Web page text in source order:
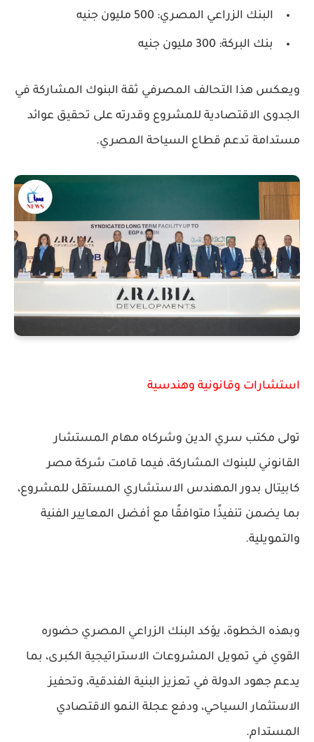
البنك الزراعي المصري: 500 مليون جنيه
بنك البركة: 300 مليون جنيه
ويعكس هذا التحالف المصرفي ثقة البنوك المشاركة في
الجدوى الاقتصادية للمشروع وقدرته على تحقيق عوائد
مستدامة تدعم قطاع السياحة المصري.
استشارات وقانونية وهندسية
تولى مكتب سري الدين وشركاه مهام المستشار
القانوني للبنوك المشاركة، فيما قامت شركة مصر
كابيتال بدور المهندس الاستشاري المستقل للمشروع،
بما يضمن تنفيذًا متوافقًا مع أفضل المعايير الفنية
والتمويلية.
وبهذه الخطوة، يؤكد البنك الزراعي المصري حضوره
القوي في تمويل المشروعات الاستراتيجية الكبرى، بما
يدعم جهود الدولة في تعزيز البنية الفندقية، وتحفيز
الاستثمار السياحي، ودفع عجلة النمو الاقتصادي
المستدام.